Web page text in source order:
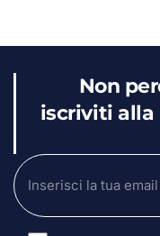
Non
iscriviti alla